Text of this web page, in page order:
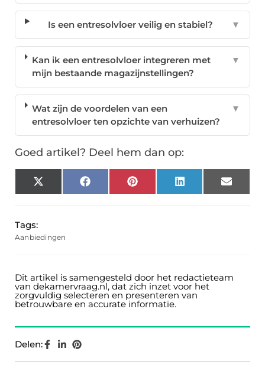
Is een entresolvloer veilig en stabiel? ▼
Kan ik een entresolvloer integreren met
mijn bestaande magazijnstellingen?
▼
Wat zijn de voordelen van een
entresolvloer ten opzichte van verhuizen?
▼
Goed artikel? Deel hem dan op:
X
(Twitter)
FacebookPinterest LinkedIn Email
Tags:
Aanbiedingen
Dit artikel is samengesteld door het redactieteam
van dekamervraag.nl, dat zich inzet voor het
zorgvuldig selecteren en presenteren van
betrouwbare en accurate informatie.
Delen: